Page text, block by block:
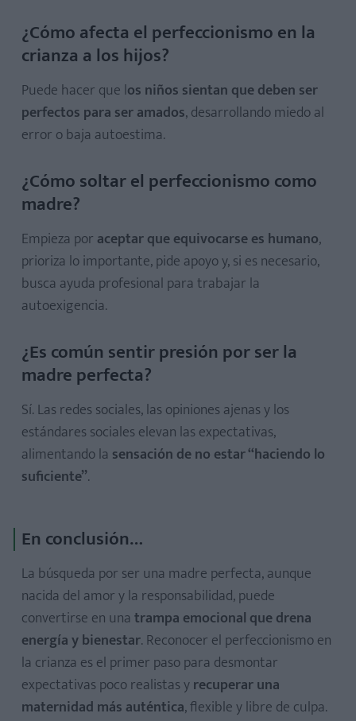
¿Cómo afecta el perfeccionismo en la
crianza a los hijos?
Puede hacer que los niños sientan que deben ser
perfectos para ser amados, desarrollando miedo al
error o baja autoestima.
¿Cómo soltar el perfeccionismo como
madre?
Empieza por aceptar que equivocarse es humano,
prioriza lo importante, pide apoyo y, si es necesario,
busca ayuda profesional para trabajar la
autoexigencia.
¿Es común sentir presión por ser la
madre perfecta?
Sí. Las redes sociales, las opiniones ajenas y los
estándares sociales elevan las expectativas,
alimentando la sensación de no estar “haciendo lo
suficiente”.
En conclusión…
La búsqueda por ser una madre perfecta, aunque
nacida del amor y la responsabilidad, puede
convertirse en una trampa emocional que drena
energía y bienestar. Reconocer el perfeccionismo en
la crianza es el primer paso para desmontar
expectativas poco realistas yrecuperar una
maternidad más auténtica, flexible y libre de culpa.